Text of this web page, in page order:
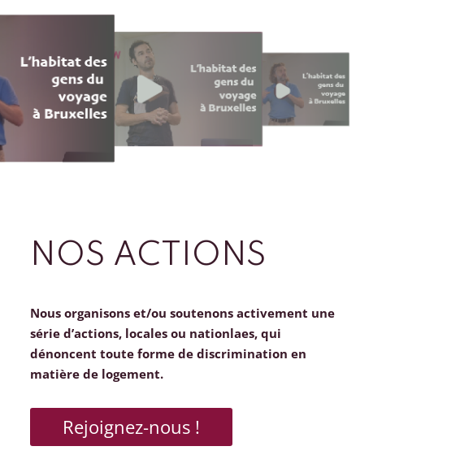
NOS ACTIONS
Nous organisons et/ou soutenons activement une
série d’actions, locales ou nationlaes, qui
dénoncent toute forme de discrimination en
matière de logement.
Rejoignez-nous !